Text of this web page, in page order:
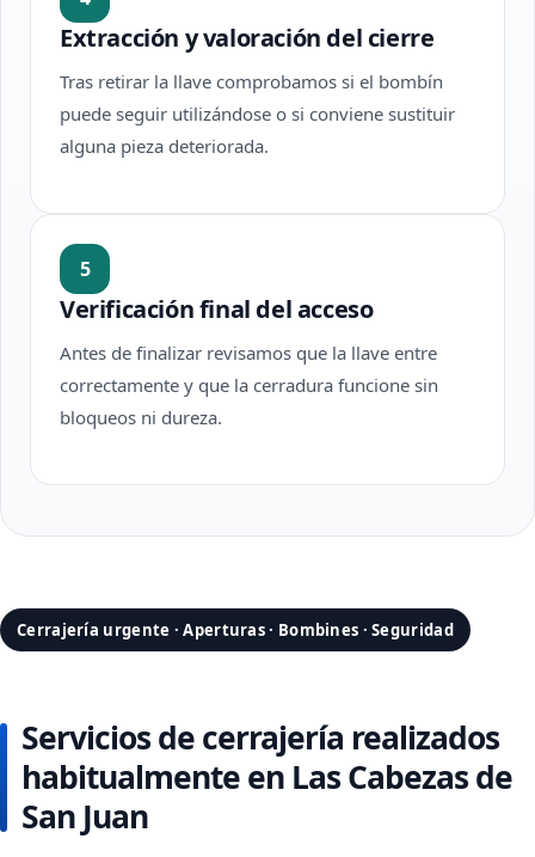
Extracción y valoración del cierre
Tras retirar la llave comprobamos si el bombín
puede seguir utilizándose o si conviene sustituir
alguna pieza deteriorada.
5
Verificación final del acceso
Antes de finalizar revisamos que la llave entre
correctamente y que la cerradura funcione sin
bloqueos ni dureza.
Cerrajería urgente · Aperturas · Bombines · Seguridad
Servicios de cerrajería realizados
habitualmente en Las Cabezas de
San Juan